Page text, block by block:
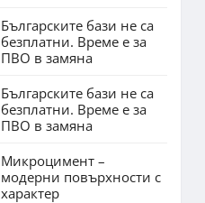
Българските бази не са
безплатни. Време е за
ПВО в замяна
Българските бази не са
безплатни. Време е за
ПВО в замяна
Микроцимент –
модерни повърхности с
характер